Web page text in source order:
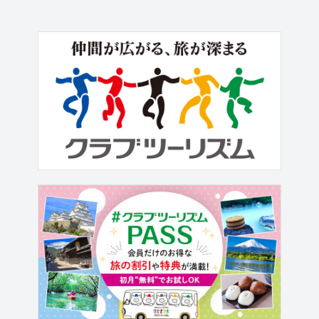
され、青春18きっぷでも利用できるこ
とから繁忙期には東日本と西日本の移
動手段として鉄道ファンをはじめ、格
安旅行の定番交通手段として大変重宝
されました。クラブツーリズム鉄道部
でも2019年3月に名古屋→東京・9月に
東京→大垣...